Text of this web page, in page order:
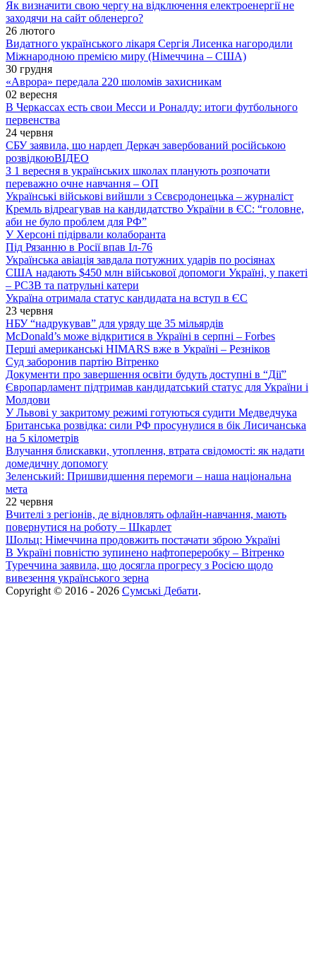
Як визначити свою чергу на відключення електроенергії не
заходячи на сайт обленерго?
26 лютого
Видатного українського лікаря Сергія Лисенка нагородили
Міжнародною премією миру (Німеччина – США)
30 грудня
«Аврора» передала 220 шоломів захисникам
02 вересня
В Черкассах есть свои Месси и Роналду: итоги футбольного
первенства
24 червня
СБУ заявила, що нардеп Деркач завербований російською
розвідкоюВІДЕО
З 1 вересня в українських школах планують розпочати
переважно очне навчання – ОП
Українські військові вийшли з Сєвєродонецька – журналіст
Кремль відреагував на кандидатство України в ЄС: “головне,
аби не було проблем для РФ”
У Херсоні підірвали колаборанта
Під Рязанню в Росії впав Іл-76
Українська авіація завдала потужних ударів по росіянах
США надають $450 млн військової допомоги Україні, у пакеті
– РСЗВ та патрульні катери
Україна отримала статус кандидата на вступ в ЄС
23 червня
НБУ “надрукував” для уряду ще 35 мільярдів
McDonald’s може відкритися в Україні в серпні – Forbes
Перші американські HIMARS вже в Україні – Резніков
Суд заборонив партію Вітренко
Документи про завершення освіти будуть доступні в “Дії”
Європарламент підтримав кандидатський статус для України і
Молдови
У Львові у закритому режимі готуються судити Медведчука
Британська розвідка: сили РФ просунулися в бік Лисичанська
на 5 кілометрів
Влучання блискавки, утоплення, втрата свідомості: як надати
домедичну допомогу
Зеленський: Пришвидшення перемоги – наша національна
мета
22 червня
Вчителі з регіонів, де відновлять офлайн-навчання, мають
повернутися на роботу – Шкарлет
Шольц: Німеччина продовжить постачати зброю Україні
В Україні повністю зупинено нафтопереробку – Вітренко
Туреччина заявила, що досягла прогресу з Росією щодо
вивезення українського зерна
Copyright © 2016 - 2026 Сумські Дебати.